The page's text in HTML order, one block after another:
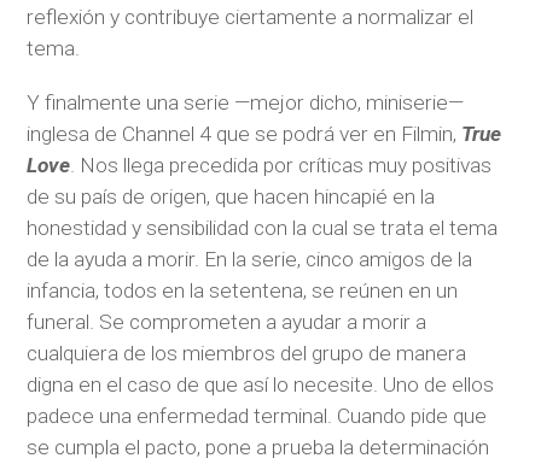
reflexión y contribuye ciertamente a normalizar el
tema.
Y finalmente una serie —mejor dicho, miniserie—
inglesa de Channel 4 que se podrá ver en Filmin, True
Love. Nos llega precedida por críticas muy positivas
de su país de origen, que hacen hincapié en la
honestidad y sensibilidad con la cual se trata el tema
de la ayuda a morir. En la serie, cinco amigos de la
infancia, todos en la setentena, se reúnen en un
funeral. Se comprometen a ayudar a morir a
cualquiera de los miembros del grupo de manera
digna en el caso de que así lo necesite. Uno de ellos
padece una enfermedad terminal. Cuando pide que
se cumpla el pacto, pone a prueba la determinación